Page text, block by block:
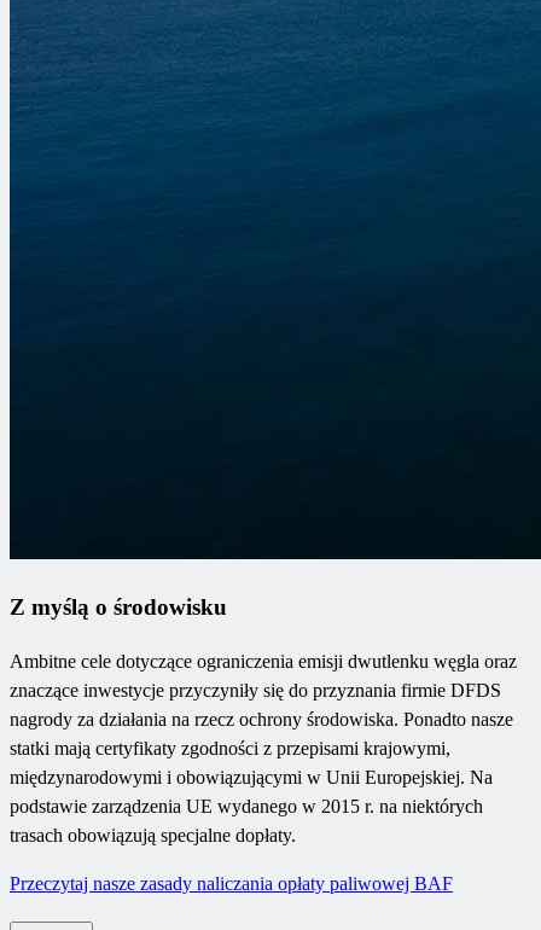
Z myślą o środowisku
Ambitne cele dotyczące ograniczenia emisji dwutlenku węgla oraz
znaczące inwestycje przyczyniły się do przyznania firmie DFDS
nagrody za działania na rzecz ochrony środowiska. Ponadto nasze
statki mają certyfikaty zgodności z przepisami krajowymi,
międzynarodowymi i obowiązującymi w Unii Europejskiej. Na
podstawie zarządzenia UE wydanego w 2015 r. na niektórych
trasach obowiązują specjalne dopłaty.
Przeczytaj nasze zasady naliczania opłaty paliwowej BAF